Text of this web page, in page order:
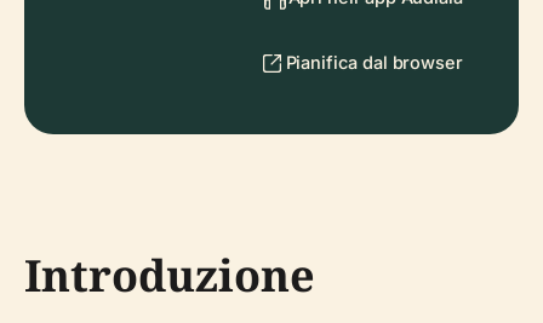
Pianifica dal browser
Introduzione